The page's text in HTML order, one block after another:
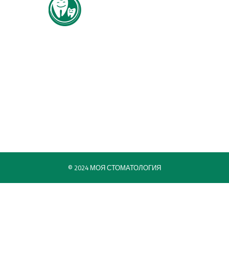
© 2024 МОЯ СТОМАТОЛОГИЯ